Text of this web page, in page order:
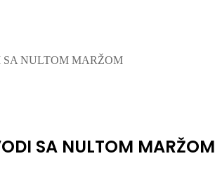
SA NULTOM MARŽOM
SA NULTOM MARŽOM